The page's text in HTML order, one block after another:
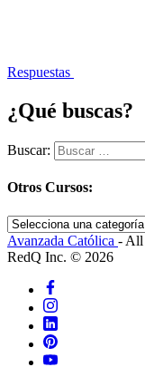
Respuestas
¿Qué buscas?
Buscar:
Otros Cursos:
Avanzada Católica - All
RedQ Inc. © 2026